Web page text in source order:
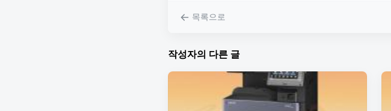
목록으로
작성자의 다른 글